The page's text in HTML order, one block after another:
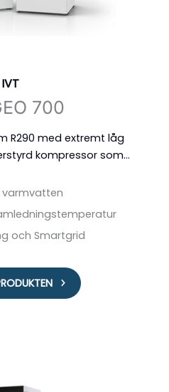
IVT
700
R290 med extremt låg
kompressor som...
varmvatten
och Smartgrid